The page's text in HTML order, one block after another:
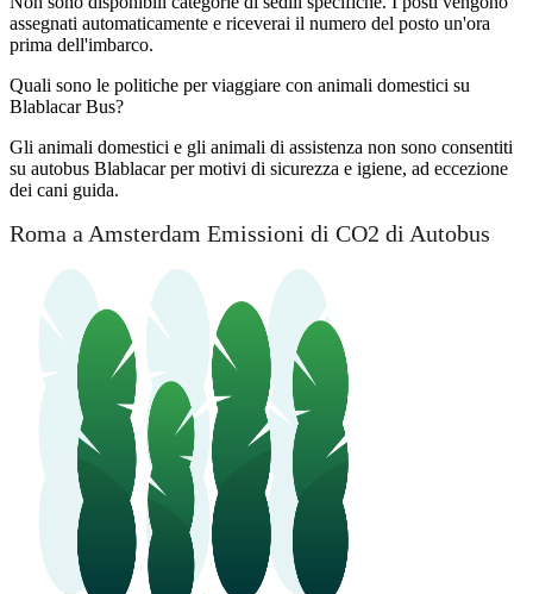
assegnati automaticamente e riceverai il numero del posto un'ora
prima dell'imbarco.
Quali sono le politiche per viaggiare con animali domestici su
Blablacar Bus?
Gli animali domestici e gli animali di assistenza non sono consentiti
su autobus Blablacar per motivi di sicurezza e igiene, ad eccezione
dei cani guida.
Roma a Amsterdam Emissioni di CO2 di Autobus